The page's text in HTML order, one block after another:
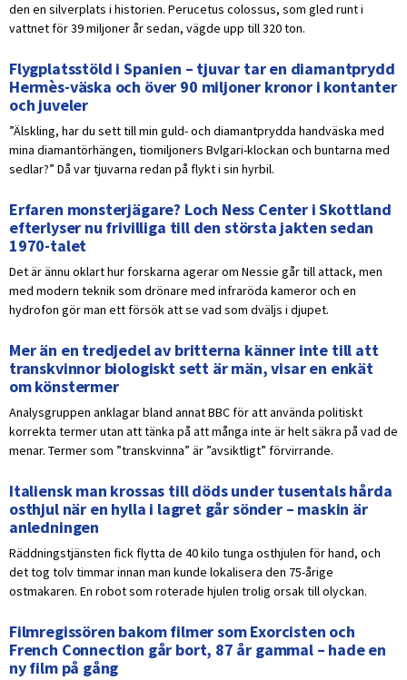
den en silverplats i historien. Perucetus colossus, som gled runt i
vattnet för 39 miljoner år sedan, vägde upp till 320 ton.
Flygplatsstöld i Spanien – tjuvar tar en diamantprydd
Hermès-väska och över 90 miljoner kronor i kontanter
och juveler
”Älskling, har du sett till min guld- och diamantprydda handväska med
mina diamantörhängen, tiomiljoners Bvlgari-klockan och buntarna med
sedlar?” Då var tjuvarna redan på flykt i sin hyrbil.
Erfaren monsterjägare? Loch Ness Center i Skottland
efterlyser nu frivilliga till den största jakten sedan
1970-talet
Det är ännu oklart hur forskarna agerar om Nessie går till attack, men
med modern teknik som drönare med infraröda kameror och en
hydrofon gör man ett försök att se vad som dväljs i djupet.
Mer än en tredjedel av britterna känner inte till att
transkvinnor biologiskt sett är män, visar en enkät
om könstermer
Analysgruppen anklagar bland annat BBC för att använda politiskt
korrekta termer utan att tänka på att många inte är helt säkra på vad de
menar. Termer som ”transkvinna” är ”avsiktligt” förvirrande.
Italiensk man krossas till döds under tusentals hårda
osthjul när en hylla i lagret går sönder – maskin är
anledningen
Räddningstjänsten fick flytta de 40 kilo tunga osthjulen för hand, och
det tog tolv timmar innan man kunde lokalisera den 75-årige
ostmakaren. En robot som roterade hjulen trolig orsak till olyckan.
Filmregissören bakom filmer som Exorcisten och
French Connection går bort, 87 år gammal – hade en
ny film på gång